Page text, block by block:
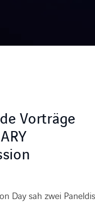
Vorträge
Day sah zwei